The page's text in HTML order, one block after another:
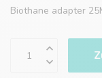
Biothane adapter